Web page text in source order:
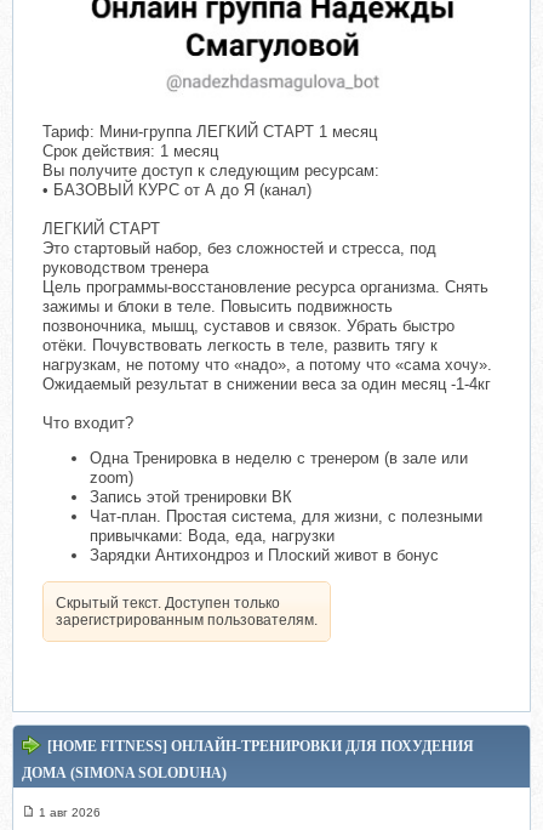
Тариф: Мини-группа ЛЕГКИЙ СТАРТ 1 месяц
Срок действия: 1 месяц
Вы получите доступ к следующим ресурсам:
• БАЗОВЫЙ КУРС от А до Я (канал)
ЛЕГКИЙ СТАРТ
Это стартовый набор, без сложностей и стресса, под
руководством тренера
Цель программы-восстановление ресурса организма. Снять
зажимы и блоки в теле. Повысить подвижность
позвоночника, мышц, суставов и связок. Убрать быстро
отёки. Почувствовать легкость в теле, развить тягу к
нагрузкам, не потому что «надо», а потому что «сама хочу».
Ожидаемый результат в снижении веса за один месяц -1-4кг
Что входит?
Одна Тренировка в неделю с тренером (в зале или
zoom)
Запись этой тренировки ВК
Чат-план. Простая система, для жизни, с полезными
привычками: Вода, еда, нагрузки
Зарядки Антихондроз и Плоский живот в бонус
Скрытый текст. Доступен только
зарегистрированным пользователям.
[HOME FITNESS] ОНЛАЙН-ТРЕНИРОВКИ ДЛЯ ПОХУДЕНИЯ
ДОМА (SIMONA SOLODUHA)
1 авг 2026